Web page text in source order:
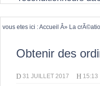
vous etes ici :Accueil Â» La
Obtenir des
D31 JUILLET 2017 H